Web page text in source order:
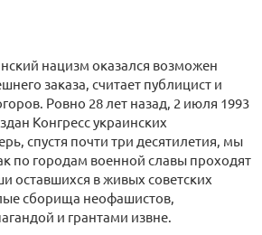
нацизм оказался возможен
заказа, считает публицист и
Ровно 28 лет назад, 2 июля 1993
Конгресс украинских
спустя почти три десятилетия, мы
по городам военной славы проходят
оставшихся в живых советских
сборища неофашистов,
и грантами извне.